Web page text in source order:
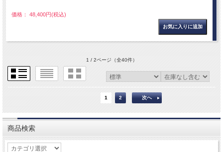
価格： 48,400円(税込)
1 / 2ページ（全40件）
1 2 次へ
商品検索